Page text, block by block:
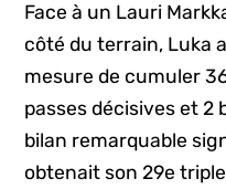
Face à un Lauri
côté du terrain, Luka
mesure de cumuler
passes décisives et 2
bilan remarquable
obtenait son 29e